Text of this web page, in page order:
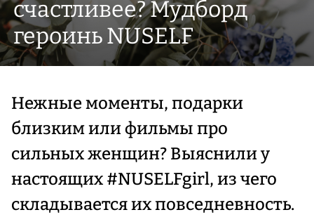
счастливее? Мудборд
героинь NUSELF
Нежные моменты, подарки
близким или фильмы про
сильных женщин? Выяснили у
настоящих #NUSELFgirl, из чего
складывается их повседневность.